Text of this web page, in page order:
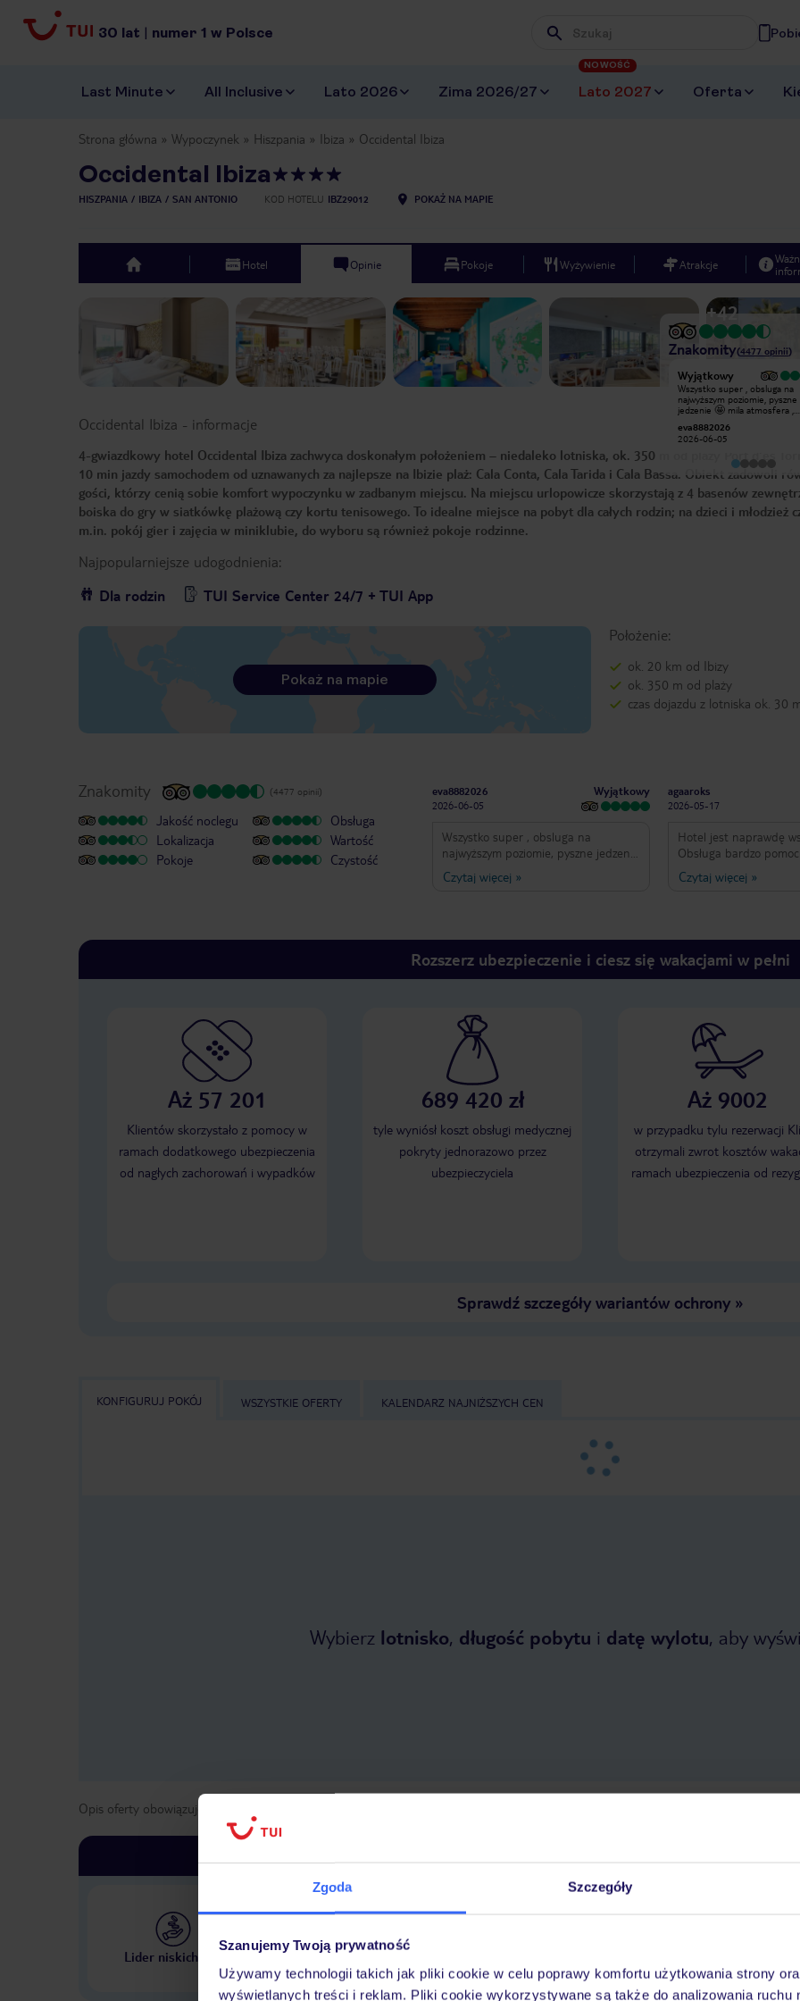
Zgoda Szczegóły
Szanujemy Twoją prywatność
Używamy technologii takich jak pliki cookie w celu poprawy komfortu użytkowania strony
wyświetlanych treści i reklam. Pliki cookie wykorzystywane są także do analizowania ruchu
30 lat | numer 1 w Polsce Wpisz frazę, której szukasz
Last Minute All Inclusive Lato 2026 Zima 2026/27 Lato 2027
NOWOŚĆ
Oferta
Strona główna Wypoczynek Hiszpania Ibiza Occidental Ibiza
Occidental Ibiza
HISZPANIA IBIZA SAN ANTONIO KOD HOTELU IBZ29012 POKAŻ NA MAPIE
top Hotel Opinie Pokoje Wyżywienie Atrakcje
+42
Znakomity(4477 opinii)
Wyjątkowy
Pobyt w hotelu wspaniały, pokój
wypadł w rocznicę mojego
małżeństwa, pierwszego dnia byliśmy
zaskoczeni ozdobionym łóżkiem w
kształcie serca, szampan i miłe
życzenia od obsługi w postaci
okolicznościowej kartki za co
serdecznie dziękujemy i
pozdrawiamy
Wyjątkowy
Wszystko super , obsluga na
najwyższym poziomie, pyszne
jedzenie 🤩 mila atmosfera ,
eva8882026
2026-06-05
Occidental Ibiza - informacje
4-gwiazdkowy hotel Occidental Ibiza zachwyca doskonałym położeniem – niedaleko lotniska, ok. 350 m od plaży Port d'es
10 min jazdy samochodem od uznawanych za najlepsze na Ibizie plaż: Cala Conta, Cala Tarida i Cala Bassa. Obiekt zadowoli
gości, którzy cenią sobie komfort wypoczynku w zadbanym miejscu. Na miejscu urlopowicze skorzystają z 4 basenów
boiska do gry w siatkówkę plażową czy kortu tenisowego. To idealne miejsce na pobyt dla całych rodzin; na dzieci i młodzież
m.in. pokój gier i zajęcia w miniklubie, do wyboru są również pokoje rodzinne.
Najpopularniejsze udogodnienia:
Dla rodzin
TUI Service Center 24/7 + TUI App
Położenie:
ok. 20 km od Ibizy
ok. 350 m od plaży
czas dojazdu z lotniska ok. 30
Pokaż na mapie
Znakomity (4477 opinii)
Jakość noclegu
Lokalizacja
Pokoje
Obsługa
Wartość
Czystość
eva8882026
2026-06-05
Wyjątkowy
Wszystko super , obsluga na
najwyższym poziomie, pyszne jedzenie
🤩 mila atmosfera , swietnie
animatorzy 😀
Czytaj więcej »
agaaroks
2026-05-17
Hotel jest naprawdę
Obsługa bardzo
Jedzenie pyszne i duży
znajdzie coś dla siebie,
bardzo ładna bez
Polecamy spacer 1h
Coś niesamowitego !
opiniach mieliśmy
naprawdę
znakomity!!!! Polecamy
chętnie wrócimy !
Czytaj więcej »
Rozszerz ubezpieczenie i ciesz się wakacjami w pełni
Aż 57 201
Klientów skorzystało z pomocy w
ramach dodatkowego ubezpieczenia
od nagłych zachorowań i wypadków
689 420 zł
tyle wyniósł koszt obsługi medycznej
pokryty jednorazowo przez
ubezpieczyciela
Aż 9002
w przypadku tylu rezerwacji
otrzymali zwrot kosztów
ramach ubezpieczenia od
Sprawdź szczegóły wariantów ochrony»
KONFIGURUJ POKÓJ WSZYSTKIE OFERTY KALENDARZ NAJNIŻSZYCH CEN
Wybierz lotnisko, długość pobytu i datę wylotu, aby
Opis oferty obowiązuje dla wyjazdów w terminie
Lider niskich cen
Największe biuro podróży
w Polsce
wakacjach 24/7